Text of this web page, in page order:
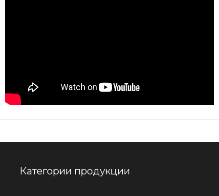
Категории продукции